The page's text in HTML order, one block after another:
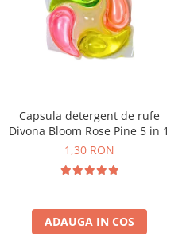
Capsula detergent de rufe
Divona Bloom Rose Pine 5 in 1
1,30 RON
ADAUGA IN COS